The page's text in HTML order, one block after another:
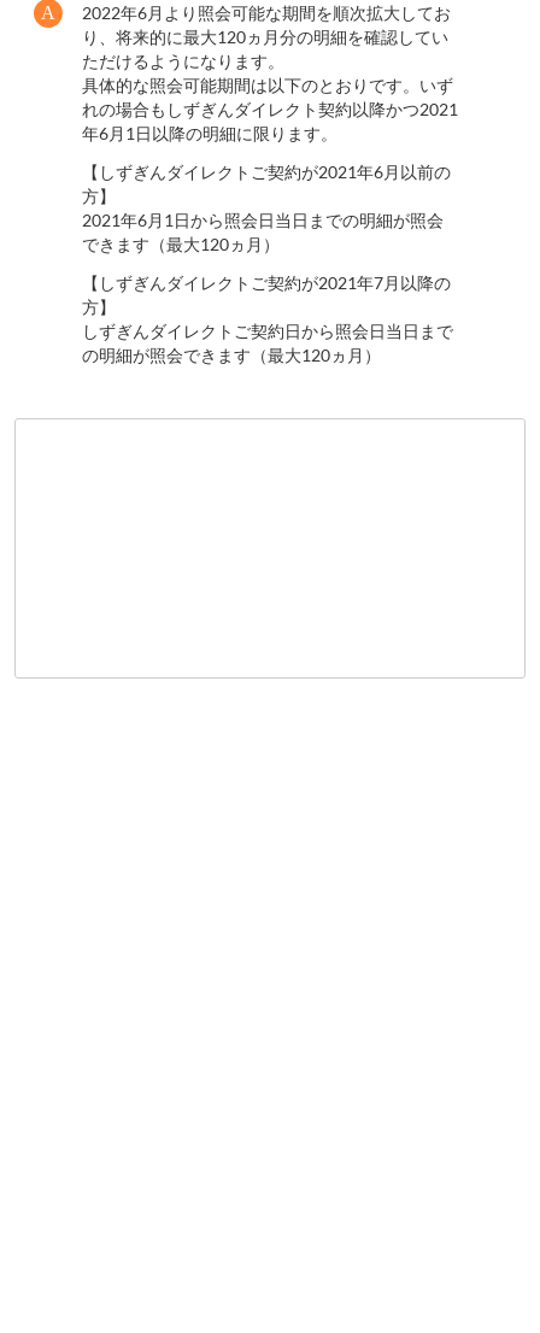
2022年6月より照会可能な期間を順次拡大してお
り、将来的に最大120ヵ月分の明細を確認してい
ただけるようになります。
具体的な照会可能期間は以下のとおりです。いず
れの場合もしずぎんダイレクト契約以降かつ2021
年6月1日以降の明細に限ります。
【しずぎんダイレクトご契約が2021年6月以前の
方】
2021年6月1日から照会日当日までの明細が照会
できます（最大120ヵ月）
【しずぎんダイレクトご契約が2021年7月以降の
方】
しずぎんダイレクトご契約日から照会日当日まで
の明細が照会できます（最大120ヵ月）